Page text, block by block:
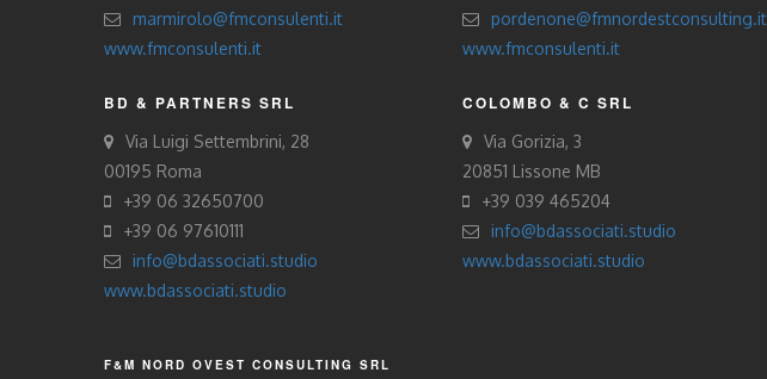
marmirolo@fmconsulenti.it
www.fmconsulenti.it
BD & PARTNERS SRL
Via Luigi Settembrini, 28
00195 Roma
+39 06 32650700
+39 06 97610111
info@bdassociati.studio
www.bdassociati.studio
F&M NORD OVEST CONSULTING SRL
pordenone@fmnordestconsulting.it
www.fmconsulenti.it
COLOMBO & C SRL
Via Gorizia, 3
20851 Lissone MB
+39 039 465204
info@bdassociati.studio
www.bdassociati.studio